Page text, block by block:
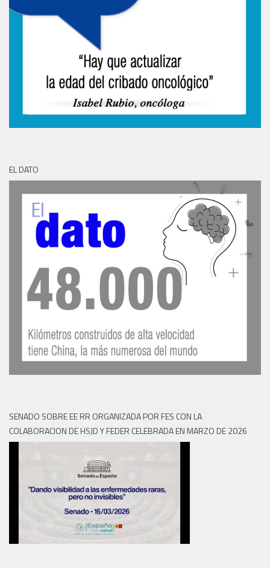
EL DATO
SENADO SOBRE EE RR ORGANIZADA POR FES CON LA
COLABORACION DE HSJD Y FEDER CELEBRADA EN MARZO DE 2026